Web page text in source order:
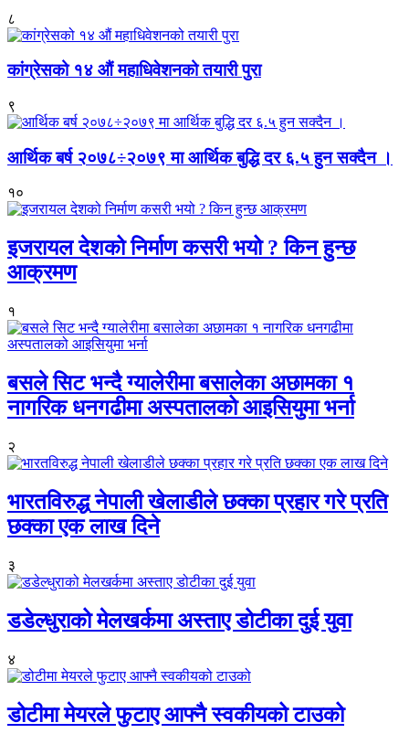
८
कांग्रेसको १४ औं महाधिवेशनको तयारी पुरा
९
आर्थिक बर्ष २०७८÷२०७९ मा आर्थिक बुद्धि दर ६.५ हुन सक्दैन ।
१०
इजरायल देशको निर्माण कसरी भयो ? किन हुन्छ
आक्रमण
१
बसले सिट भन्दै ग्यालेरीमा बसालेका अछामका १
नागरिक धनगढीमा अस्पतालको आइसियुमा भर्ना
२
भारतविरुद्ध नेपाली खेलाडीले छक्का प्रहार गरे प्रति
छक्का एक लाख दिने
३
डडेल्धुराको मेलखर्कमा अस्ताए डोटीका दुई युवा
४
डोटीमा मेयरले फुटाए आफ्नै स्वकीयको टाउको